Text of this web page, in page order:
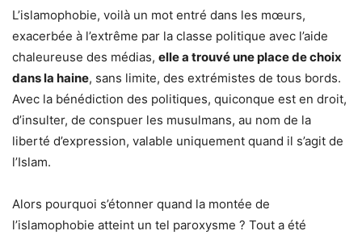
L’islamophobie, voilà un mot entré dans les mœurs,
exacerbée à l’extrême par la classe politique avec l’aide
chaleureuse des médias, elle a trouvé une place de choix
dans la haine, sans limite, des extrémistes de tous bords.
Avec la bénédiction des politiques, quiconque est en droit,
d’insulter, de conspuer les musulmans, au nom de la
liberté d’expression, valable uniquement quand il s’agit de
l’Islam.
Alors pourquoi s’étonner quand la montée de
l’islamophobie atteint un tel paroxysme ? Tout a été